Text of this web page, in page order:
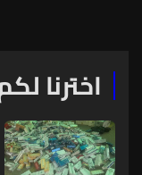
اخترنا